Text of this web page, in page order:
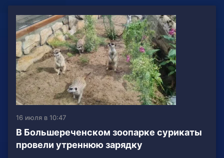
16 июля в 10:47
В Большереченском зоопарке сурикаты
провели утреннюю зарядку